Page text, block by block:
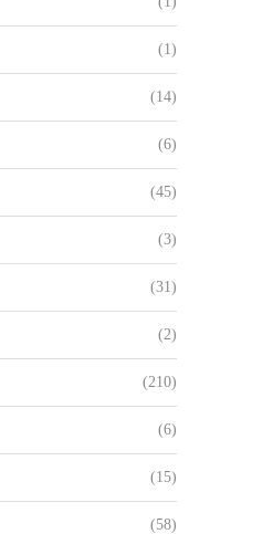
(1)
(14)
(6)
(45)
(3)
(31)
(2)
(210)
(6)
(15)
(58)